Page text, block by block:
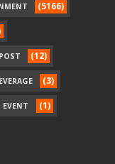
(5166)
(12)
(3)
EVENT (1)